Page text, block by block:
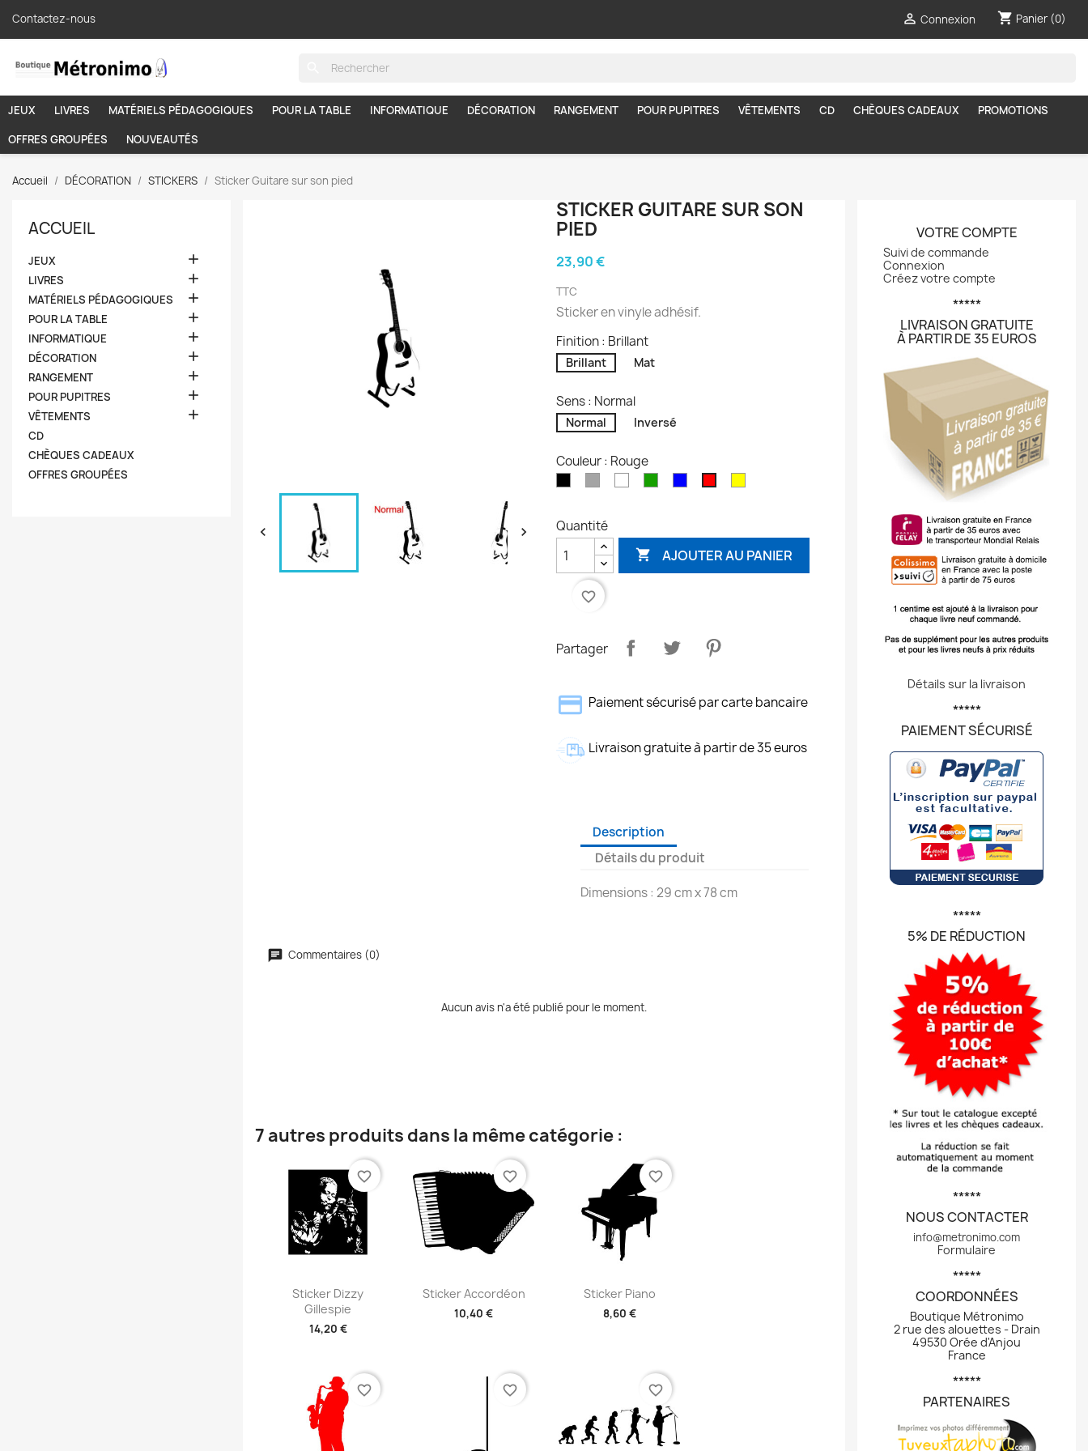
Contactez-nous  Connexion shopping_cart Panier (0)
JEUX LIVRES MATÉRIELS PÉDAGOGIQUES POUR LA TABLE INFORMATIQUE DÉCORATION RANGEMENT POUR PUPITRES VÊTEMENTS CD CHÈQUES CADEAUX
PROMOTIONS
OFFRES GROUPÉES
NOUVEAUTÉS
Accueil DÉCORATION STICKERS Sticker Guitare sur son pied
ACCUEIL
JEUX 
LIVRES 
MATÉRIELS PÉDAGOGIQUES 
POUR LA TABLE 
INFORMATIQUE 
DÉCORATION 
RANGEMENT 
POUR PUPITRES 
VÊTEMENTS 
CD
CHÈQUES CADEAUX
OFFRES GROUPÉES
 
STICKER GUITARE SUR SON
PIED
23,90 €
TTC
Sticker en vinyle adhésif.
Finition : Brillant
Brillant Mat
Sens : Normal
Normal Inversé
Couleur : Rouge
Noir Gris BlancVert Bleu RougeJaune
Quantité
 AJOUTER AU PANIER
favorite_border
Partager
Paiement sécurisé par carte bancaire
Livraison gratuite à partir de 35 euros
Description
Détails du produit
Dimensions : 29 cm x 78 cm
Commentaires (0)
Aucun avis n'a été publié pour le moment.
7 autres produits dans la même catégorie :
Aperçu rapide
+2
Sticker Dizzy
Gillespie
14,20 €
favorite_border
Aperçu rapide
Sticker Accordéon
10,40 €
favorite_border
Aperçu rapide
Sticker Piano
8,60 €
favorite_border
favorite_border favorite_border favorite_border
VOTRE COMPTE
Suivi de commande
Connexion
Créez votre compte
*****
LIVRAISON GRATUITE
À PARTIR DE 35 EUROS
Détails sur la livraison
*****
PAIEMENT SÉCURISÉ
*****
5% DE RÉDUCTION
*****
NOUS CONTACTER
info@metronimo.com
Formulaire
*****
COORDONNÉES
Boutique Métronimo
2 rue des alouettes - Drain
49530 Orée d'Anjou
France
*****
PARTENAIRES